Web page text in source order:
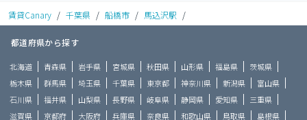
賃貸Canary / 千葉県 / 船橋市 / 馬込沢駅 /
都道府県から探す
北海道 青森県 岩手県 宮城県 秋田県 山形県 福島県
茨城県
栃木県
群馬県 埼玉県 千葉県 東京都 神奈川県 新潟県
富山県
石川県
福井県 山梨県 長野県 岐阜県 静岡県 愛知県
三重県
滋賀県
京都府 大阪府 兵庫県 奈良県 和歌山県 鳥取県 島根県